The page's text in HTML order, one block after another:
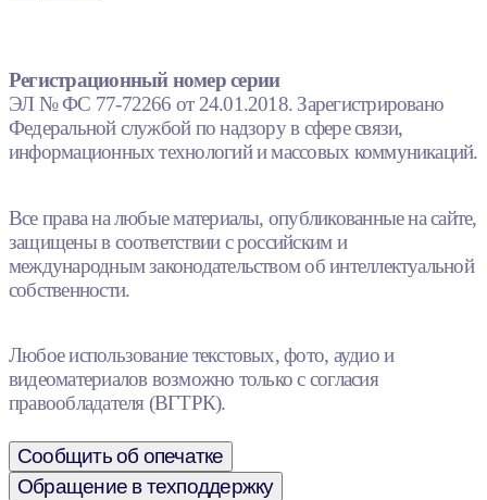
Регистрационный номер серии
ЭЛ № ФС 77-72266 от 24.01.2018. Зарегистрировано
Федеральной службой по надзору в сфере связи,
информационных технологий и массовых коммуникаций.
Все права на любые материалы, опубликованные на сайте,
защищены в соответствии с российским и
международным законодательством об интеллектуальной
собственности.
Любое использование текстовых, фото, аудио и
видеоматериалов возможно только с согласия
правообладателя (ВГТРК).
Сообщить об опечатке
Обращение в техподдержку